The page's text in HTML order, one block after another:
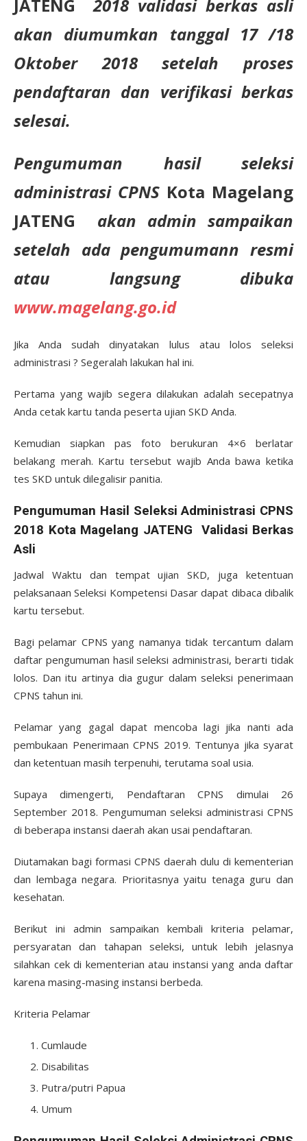
JATENG2018 validasi berkas asli
akan diumumkan tanggal 17 /18
Oktober 2018 setelah proses
pendaftaran dan verifikasi berkas
selesai.
Pengumuman hasil seleksi
administrasi CPNS Kota Magelang
JATENG akan admin sampaikan
setelah ada pengumumann resmi
atau langsung dibuka
www.magelang.go.id
Jika Anda sudah dinyatakan lulus atau lolos seleksi
administrasi ? Segeralah lakukan hal ini.
Pertama yang wajib segera dilakukan adalah secepatnya
Anda cetak kartu tanda peserta ujian SKD Anda.
Kemudian siapkan pas foto berukuran 4×6 berlatar
belakang merah. Kartu tersebut wajib Anda bawa ketika
tes SKD untuk dilegalisir panitia.
Pengumuman Hasil Seleksi Administrasi CPNS
2018 Kota Magelang JATENG Validasi Berkas
Asli
Jadwal Waktu dan tempat ujian SKD, juga ketentuan
pelaksanaan Seleksi Kompetensi Dasar dapat dibaca dibalik
kartu tersebut.
Bagi pelamar CPNS yang namanya tidak tercantum dalam
daftar pengumuman hasil seleksi administrasi, berarti tidak
lolos. Dan itu artinya dia gugur dalam seleksi penerimaan
CPNS tahun ini.
Pelamar yang gagal dapat mencoba lagi jika nanti ada
pembukaan Penerimaan CPNS 2019. Tentunya jika syarat
dan ketentuan masih terpenuhi, terutama soal usia.
Supaya dimengerti, Pendaftaran CPNS dimulai 26
September 2018. Pengumuman seleksi administrasi CPNS
di beberapa instansi daerah akan usai pendaftaran.
Diutamakan bagi formasi CPNS daerah dulu di kementerian
dan lembaga negara. Prioritasnya yaitu tenaga guru dan
kesehatan.
Berikut ini admin sampaikan kembali kriteria pelamar,
persyaratan dan tahapan seleksi, untuk lebih jelasnya
silahkan cek di kementerian atau instansi yang anda daftar
karena masing-masing instansi berbeda.
Kriteria Pelamar
Cumlaude
Disabilitas
Putra/putri Papua
Umum